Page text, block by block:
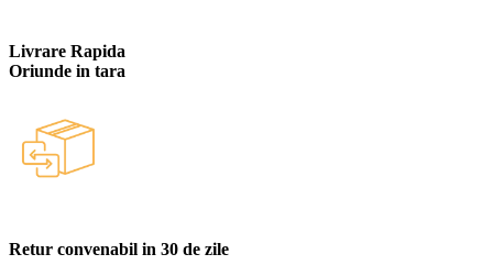
Livrare Rapida
Oriunde in tara
Retur convenabil in 30 de zile